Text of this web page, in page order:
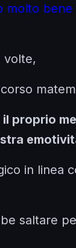
molto bene
volte,
il proprio
in linea
saltare